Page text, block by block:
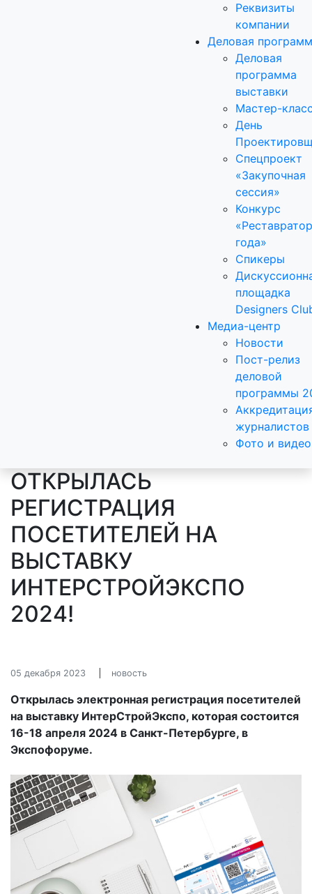
Реквизиты
компании
Деловая
Деловая
программа
выставки
Мастер-
День
Спецпроект
«Закупочная
сессия»
Конкурс
«Реставратор
года»
Спикеры
площадка
Designers
Медиа-центр
Новости
Пост-релиз
деловой
программы
журналистов
Фото и видео
ОТКРЫЛАСЬ
РЕГИСТРАЦИЯ
ПОСЕТИТЕЛЕЙ НА
ВЫСТАВКУ
ИНТЕРСТРОЙЭКСПО
2024!
05 декабря 2023 новость
Открылась электронная регистрация посетителей
на выставку ИнтерСтройЭкспо, которая состоится
16-18 апреля 2024 в Санкт-Петербурге, в
Экспофоруме.